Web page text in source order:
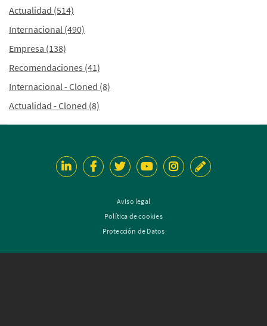
Actualidad (514)
Internacional (490)
Empresa (138)
Recomendaciones (41)
Internacional - Cloned (8)
Actualidad - Cloned (8)
Aviso legal
Política de cookies
Protección de Datos